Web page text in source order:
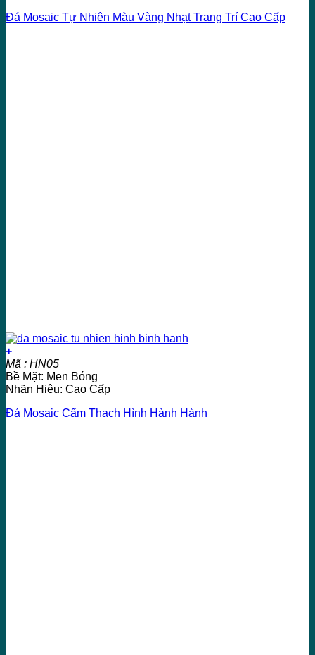
Đá Mosaic Tự Nhiên Màu Vàng Nhạt Trang Trí Cao Cấp
+
Mã : HN05
Bề Mặt: Men Bóng
Nhãn Hiệu: Cao Cấp
Đá Mosaic Cẩm Thạch Hình Hành Hành